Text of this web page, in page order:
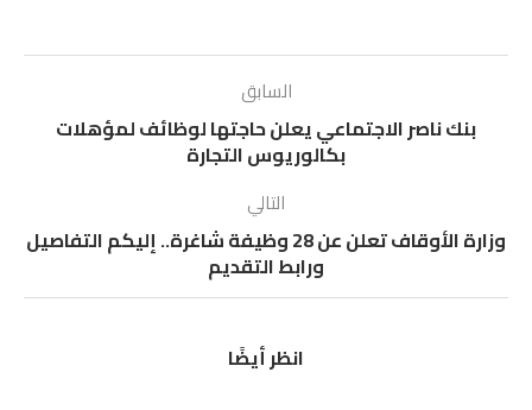
السابق
بنك ناصر الاجتماعي يعلن حاجتها لوظائف لمؤهلات
بكالوريوس التجارة
التالي
وزارة الأوقاف تعلن عن 28 وظيفة شاغرة.. إليكم التفاصيل
ورابط التقديم
انظر أيضًا